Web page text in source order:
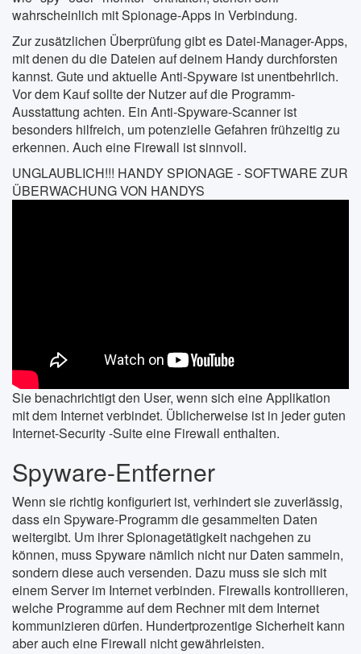
wahrscheinlich mit Spionage-Apps in Verbindung.
Zur zusätzlichen Überprüfung gibt es Datei-Manager-Apps,
mit denen du die Dateien auf deinem Handy durchforsten
kannst. Gute und aktuelle Anti-Spyware ist unentbehrlich.
Vor dem Kauf sollte der Nutzer auf die Programm-
Ausstattung achten. Ein Anti-Spyware-Scanner ist
besonders hilfreich, um potenzielle Gefahren frühzeitig zu
erkennen. Auch eine Firewall ist sinnvoll.
UNGLAUBLICH!!! HANDY SPIONAGE - SOFTWARE ZUR
ÜBERWACHUNG VON HANDYS
Sie benachrichtigt den User, wenn sich eine Applikation
mit dem Internet verbindet. Üblicherweise ist in jeder guten
Internet-Security -Suite eine Firewall enthalten.
Spyware-Entferner
Wenn sie richtig konfiguriert ist, verhindert sie zuverlässig,
dass ein Spyware-Programm die gesammelten Daten
weitergibt. Um ihrer Spionagetätigkeit nachgehen zu
können, muss Spyware nämlich nicht nur Daten sammeln,
sondern diese auch versenden. Dazu muss sie sich mit
einem Server im Internet verbinden. Firewalls kontrollieren,
welche Programme auf dem Rechner mit dem Internet
kommunizieren dürfen. Hundertprozentige Sicherheit kann
aber auch eine Firewall nicht gewährleisten.